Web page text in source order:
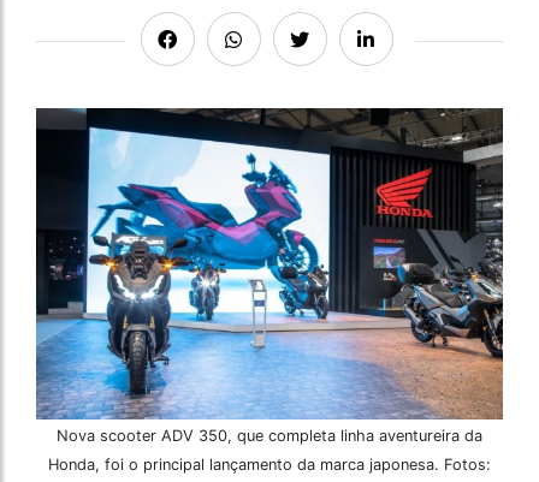
Nova scooter ADV 350, que completa linha aventureira da
Honda, foi o principal lançamento da marca japonesa. Fotos: